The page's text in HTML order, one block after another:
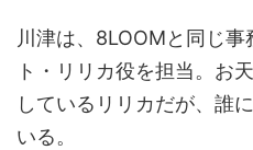
川津は、8LOOMと同じ
ト・リリカ役を担当。お
しているリリカだが、誰
いる。